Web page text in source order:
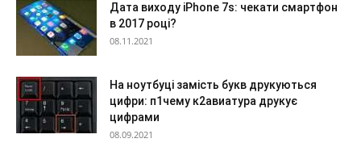
Дата виходу iPhone 7s: чекати смартфон
в 2017 році?
08.11.2021
На ноутбуці замість букв друкуються
цифри: п1чему к2авиатура друкує
цифрами
08.09.2021